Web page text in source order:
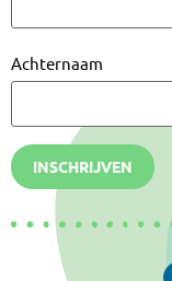
Achternaam
INSCHRIJVEN